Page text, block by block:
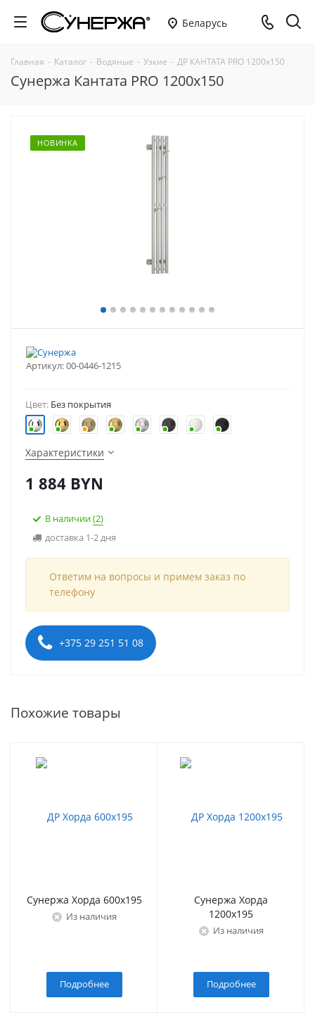
Беларусь
Главная - Каталог - Водяные - Узкие - ДР КАНТАТА PRO 1200х150
Сунержа Кантата PRO 1200х150
НОВИНКА
Артикул:00-0446-1215
Цвет: Без покрытия
Характеристики
1 884 BYN
В наличии(2)
доставка 1-2 дня
Ответим на вопросы и примем заказ по
телефону
+375 29 251 51 08
Похожие товары
Сунержа Хорда 600х195
Из наличия
Подробнее
Сунержа Хорда
1200х195
Из наличия
Подробнее